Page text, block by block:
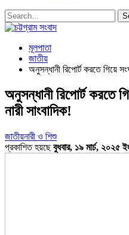
মূলপাতা
জাতীয়
অনুসন্ধানী রিপোর্ট করতে গিয়ে
অনুসন্ধানী রিপোর্ট করতে
নারী সাংবাদিক!
জাতীয়নারী ও শিশু
প্রকাশিত হয়ছেবুধবার, ১৯ মার্চ, ২০২৫